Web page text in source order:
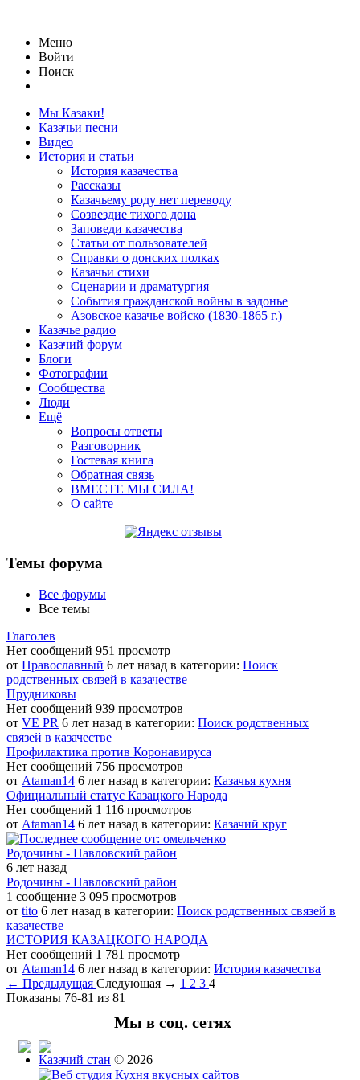
Меню
Войти
Поиск
Мы Казаки!
Казачьи песни
Видео
История и статьи
История казачества
Рассказы
Казачьему роду нет переводу
Созвездие тихого дона
Заповеди казачества
Статьи от пользователей
Справки о донских полках
Казачьи стихи
Сценарии и драматургия
События гражданской войны в задонье
Азовское казачье войско (1830-1865 г.)
Казачье радио
Казачий форум
Блоги
Фотографии
Сообщества
Люди
Ещё
Вопросы ответы
Разговорник
Гостевая книга
Обратная связь
ВМЕСТЕ МЫ СИЛА!
О сайте
Темы форума
Все форумы
Все темы
Глаголев
Нет сообщений 951 просмотр
от Православный 6 лет назад в категории: Поиск
родственных связей в казачестве
Прудниковы
Нет сообщений 939 просмотров
от VE PR 6 лет назад в категории: Поиск родственных
связей в казачестве
Профилактика против Коронавируса
Нет сообщений 756 просмотров
от Ataman14 6 лет назад в категории: Казачья кухня
Официальный статус Казацкого Народа
Нет сообщений 1 116 просмотров
от Ataman14 6 лет назад в категории: Казачий круг
Родочины - Павловский район
6 лет назад
Родочины - Павловский район
1 сообщение 3 095 просмотров
от tito 6 лет назад в категории: Поиск родственных связей в
казачестве
ИСТОРИЯ КАЗАЦКОГО НАРОДА
Нет сообщений 1 781 просмотр
от Ataman14 6 лет назад в категории: История казачества
← Предыдущая Следующая → 1 2 3 4
Показаны 76-81 из 81
Мы в соц. сетях
Казачий стан © 2026